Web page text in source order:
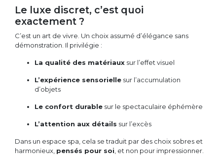
Le luxe discret, c’est quoi
exactement ?
C’est un art de vivre. Un choix assumé d’élégance sans
démonstration. Il privilégie :
La qualité des matériaux sur l’effet visuel
L’expérience sensorielle sur l’accumulation
d’objets
Le confort durable sur le spectaculaire éphémère
L’attention aux détails sur l’excès
Dans un espace spa, cela se traduit par des choix sobres et
harmonieux, pensés pour soi , et non pour impressionner.